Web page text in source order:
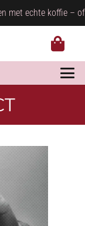
met echte koffie –